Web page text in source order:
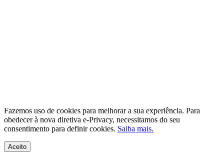
Fazemos uso de cookies para melhorar a sua experiência. Para
obedecer à nova diretiva e-Privacy, necessitamos do seu
consentimento para definir cookies. Saiba mais.
Aceito